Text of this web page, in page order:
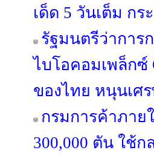
เด็ด 5 วันเต็ม กร
รัฐมนตรีว่าการ
ไบโอคอมเพล็กซ์
ของไทย หนุนเศ
กรมการค้าภาย
300,000 ตัน ใช้